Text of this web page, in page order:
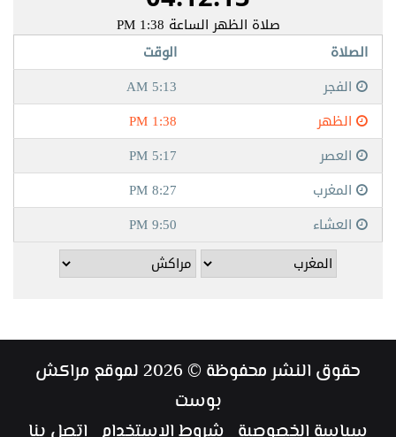
حقوق النشر محفوظة © 2026 لموقع مراكش
بوست